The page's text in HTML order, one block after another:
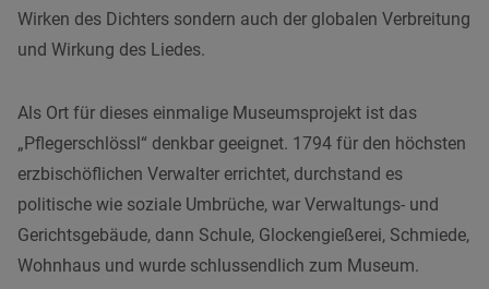
Wirken des Dichters sondern auch der globalen Verbreitung
und Wirkung des Liedes.
Als Ort für dieses einmalige Museumsprojekt ist das
„Pflegerschlössl“ denkbar geeignet. 1794 für den höchsten
erzbischöflichen Verwalter errichtet, durchstand es
politische wie soziale Umbrüche, war Verwaltungs- und
Gerichtsgebäude, dann Schule, Glockengießerei, Schmiede,
Wohnhaus und wurde schlussendlich zum Museum.